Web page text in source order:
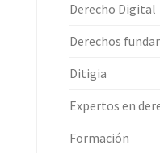
Derecho Digital
Derechos
Ditigia
Expertos en
Formación